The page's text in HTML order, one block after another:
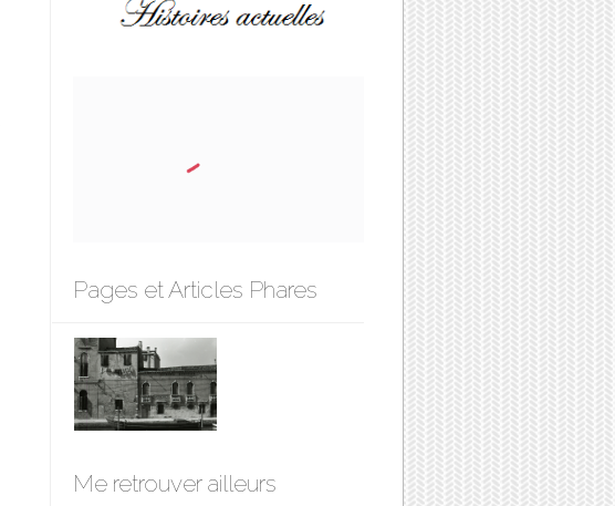
Pages et Articles Phares
Me retrouver ailleurs